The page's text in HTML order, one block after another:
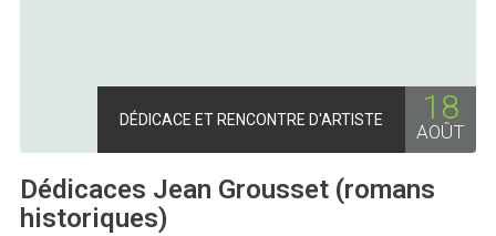
DÉDICACE ET RENCONTRE D'ARTISTE 18
AOÛT
Dédicaces Jean Grousset (romans
historiques)